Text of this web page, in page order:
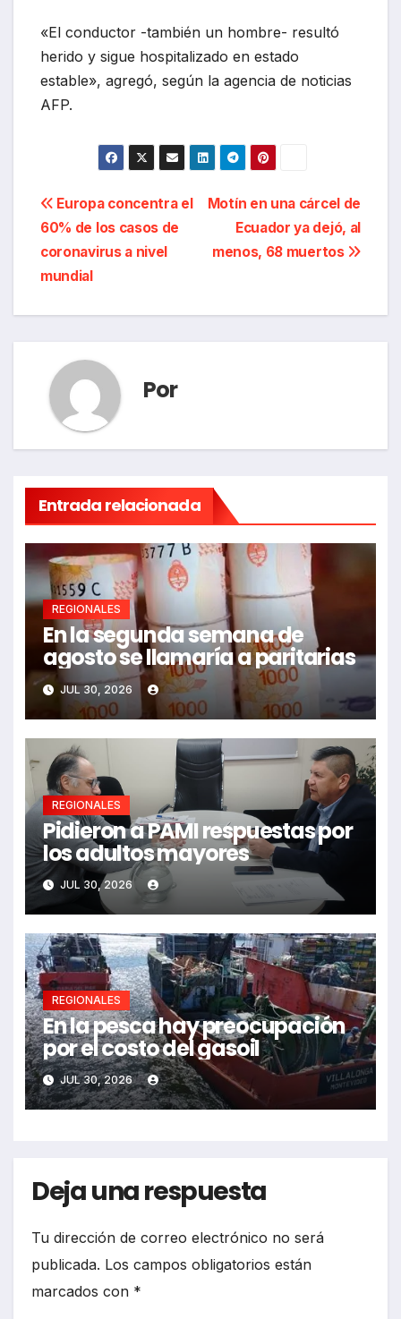
«El conductor -también un hombre- resultó
herido y sigue hospitalizado en estado
estable», agregó, según la agencia de noticias
AFP.
Navegación
de
entradas
Motín en una cárcel de
Ecuador ya dejó, al
menos, 68 muertos
Europa concentra el
60% de los casos de
coronavirus a nivel
mundial
Por
Entrada relacionada
REGIONALES
En la segunda semana de
agosto se llamaría a paritarias
JUL 30, 2026
REGIONALES
Pidieron a PAMI respuestas por
los adultos mayores
JUL 30, 2026
REGIONALES
En la pesca hay preocupación
por el costo del gasoil
JUL 30, 2026
Deja una respuesta
Tu dirección de correo electrónico no será
publicada. Los campos obligatorios están
marcados con *